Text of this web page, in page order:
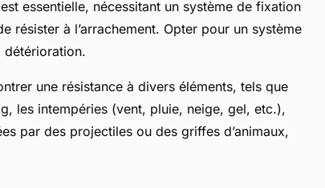
essentielle, nécessitant un système de fixation
résister à l’arrachement. Opter pour un système
détérioration.
une résistance à divers éléments, tels que
les intempéries (vent, pluie, neige, gel, etc.),
par des projectiles ou des griffes d’animaux,